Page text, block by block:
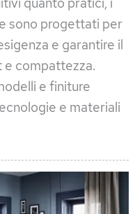
sono progettati per
e garantire il
e compattezza.
e finiture
e materiali